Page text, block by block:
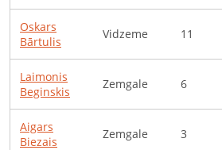
Oskars
Bārtulis
Vidzeme 11
Laimonis
Beginskis
Zemgale 6
Aigars
Biezais
Zemgale 3